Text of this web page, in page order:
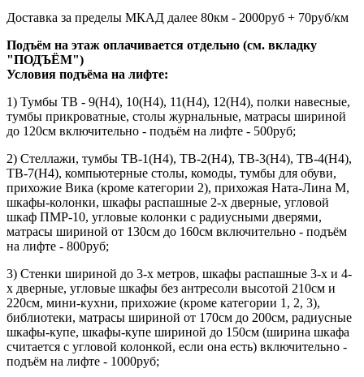
Доставка за пределы МКАД далее 80км - 2000руб + 70руб/км
Подъём на этаж оплачивается отдельно (см. вкладку
"ПОДЪЁМ")
Условия подъёма на лифте:
1) Тумбы ТВ - 9(Н4), 10(Н4), 11(Н4), 12(Н4), полки навесные,
тумбы прикроватные, столы журнальные, матрасы шириной
до 120см включительно - подъём на лифте - 500руб;
2) Стеллажи, тумбы ТВ-1(Н4), ТВ-2(Н4), ТВ-3(Н4), ТВ-4(Н4),
ТВ-7(Н4), компьютерные столы, комоды, тумбы для обуви,
прихожие Вика (кроме категории 2), прихожая Ната-Лина М,
шкафы-колонки, шкафы распашные 2-х дверные, угловой
шкаф ПМР-10, угловые колонки с радиусными дверями,
матрасы шириной от 130см до 160см включительно - подъём
на лифте - 800руб;
3) Стенки шириной до 3-х метров, шкафы распашные 3-х и 4-
х дверные, угловые шкафы без антресоли высотой 210см и
220см, мини-кухни, прихожие (кроме категории 1, 2, 3),
библиотеки, матрасы шириной от 170см до 200см, радиусные
шкафы-купе, шкафы-купе шириной до 150см (ширина шкафа
считается с угловой колонкой, если она есть) включительно -
подъём на лифте - 1000руб;